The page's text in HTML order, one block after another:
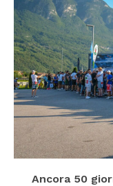
Ancora 50